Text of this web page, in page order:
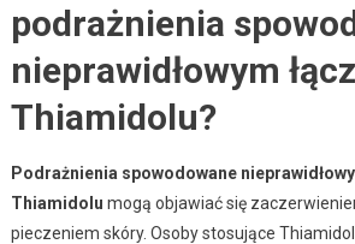
podrażnienia
nieprawidłowym
Thiamidolu?
Podrażnienia spowodowane
Thiamidolu mogą objawiać się
pieczeniem skóry. Osoby stosujące